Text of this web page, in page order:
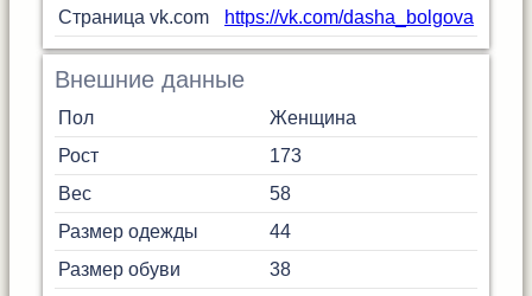
Страница vk.com https://vk.com/dasha_bolgova
Внешние данные
Пол
Женщина
Рост
173
Вес
58
Размер одежды
44
Размер обуви
38